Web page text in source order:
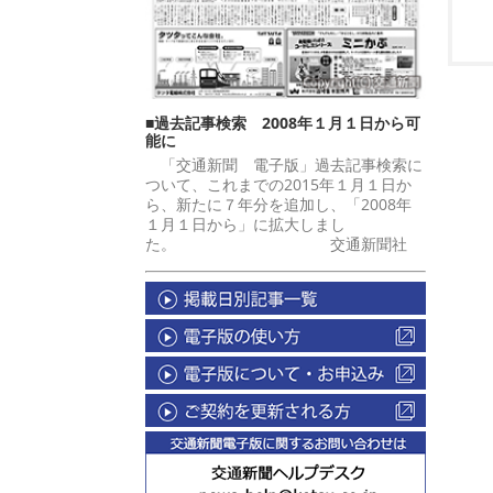
■過去記事検索 2008年１月１日から可
能に
「交通新聞 電子版」過去記事検索に
ついて、これまでの2015年１月１日か
ら、新たに７年分を追加し、「2008年
１月１日から」に拡大しまし
た。 交通新聞社